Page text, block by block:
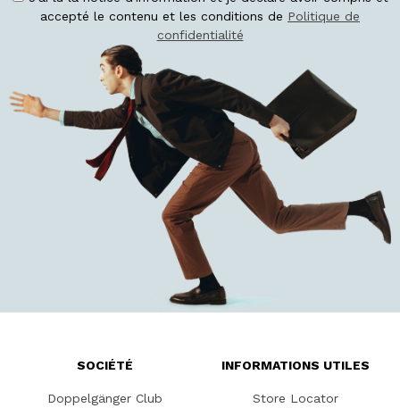
accepté le contenu et les conditions de Politique de
confidentialité
SOCIÉTÉ
Doppelgänger Club
INFORMATIONS UTILES
Store Locator